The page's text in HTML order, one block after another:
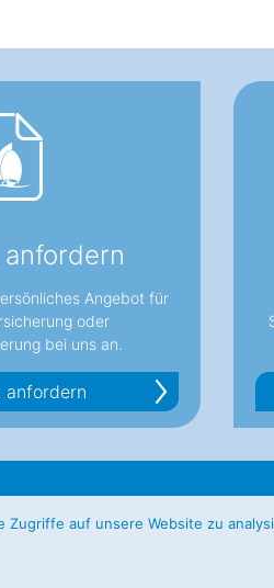
Angebot für
oder
bei uns an.
anfordern
für Yachtversicherungen
20095
Zugriffe auf unsere Website zu